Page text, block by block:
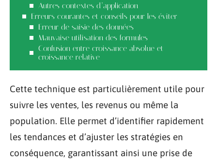
Autres contextes d’application
Erreurs courantes et conseils pour les éviter
Erreur de saisie des données
Mauvaise utilisation des formules
Confusion entre croissance absolue et
croissance relative
Cette technique est particulièrement utile pour
suivre les ventes, les revenus ou même la
population. Elle permet d’identifier rapidement
les tendances et d’ajuster les stratégies en
conséquence, garantissant ainsi une prise de